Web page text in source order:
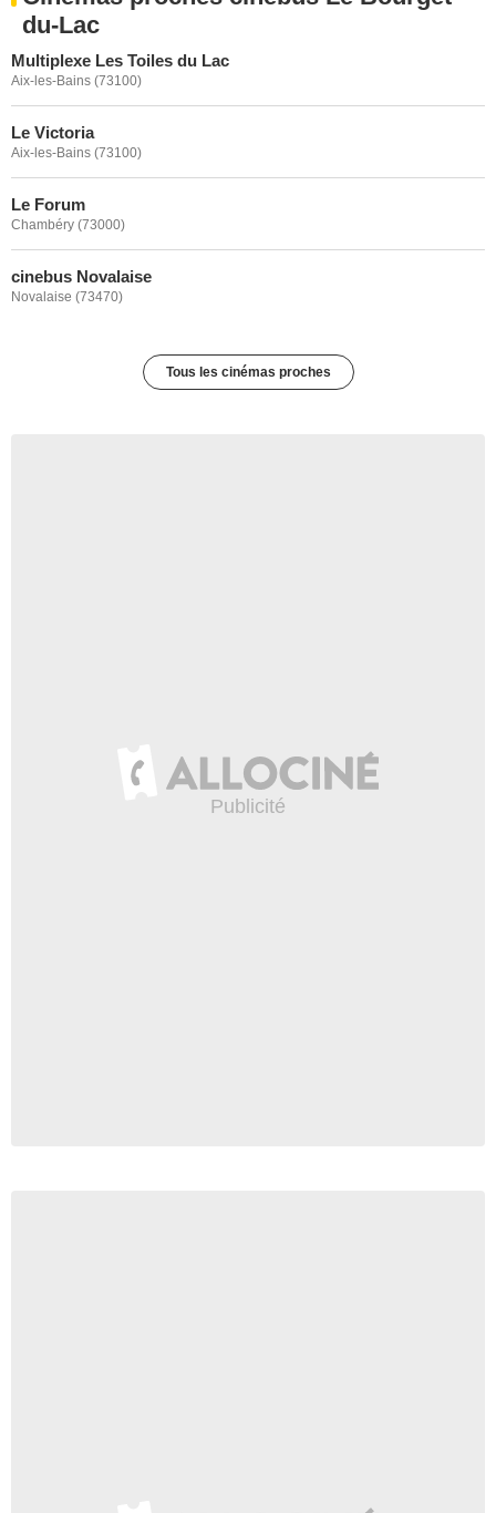
du-Lac
Multiplexe Les Toiles du Lac
Aix-les-Bains (73100)
Le Victoria
Aix-les-Bains (73100)
Le Forum
Chambéry (73000)
cinebus Novalaise
Novalaise (73470)
Tous les cinémas proches